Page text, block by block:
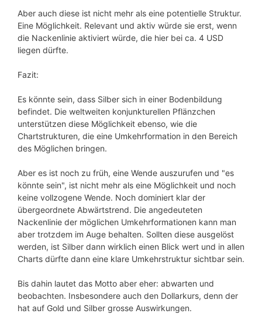
Aber auch diese ist nicht mehr als eine potentielle Struktur.
Eine Möglichkeit. Relevant und aktiv würde sie erst, wenn
die Nackenlinie aktiviert würde, die hier bei ca. 4 USD
liegen dürfte.
Fazit:
Es könnte sein, dass Silber sich in einer Bodenbildung
befindet. Die weltweiten konjunkturellen Pflänzchen
unterstützen diese Möglichkeit ebenso, wie die
Chartstrukturen, die eine Umkehrformation in den Bereich
des Möglichen bringen.
Aber es ist noch zu früh, eine Wende auszurufen und "es
könnte sein", ist nicht mehr als eine Möglichkeit und noch
keine vollzogene Wende. Noch dominiert klar der
übergeordnete Abwärtstrend. Die angedeuteten
Nackenlinie der möglichen Umkehrformationen kann man
aber trotzdem im Auge behalten. Sollten diese ausgelöst
werden, ist Silber dann wirklich einen Blick wert und in allen
Charts dürfte dann eine klare Umkehrstruktur sichtbar sein.
Bis dahin lautet das Motto aber eher: abwarten und
beobachten. Insbesondere auch den Dollarkurs, denn der
hat auf Gold und Silber grosse Auswirkungen.